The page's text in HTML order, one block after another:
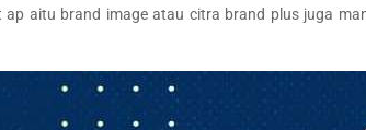
aitu brand image atau citra brand plus juga